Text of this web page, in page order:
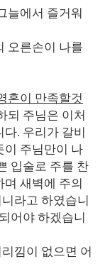
늘에서 즐거워
오른손이 나를
혼이 만족할것
되 주님은 이처
다. 우리가 갈비
이 주님만이 나
입술로 주를 찬
새벽에 주의
라고 하였습니
어야 하겠습니
낌이 없으면 어